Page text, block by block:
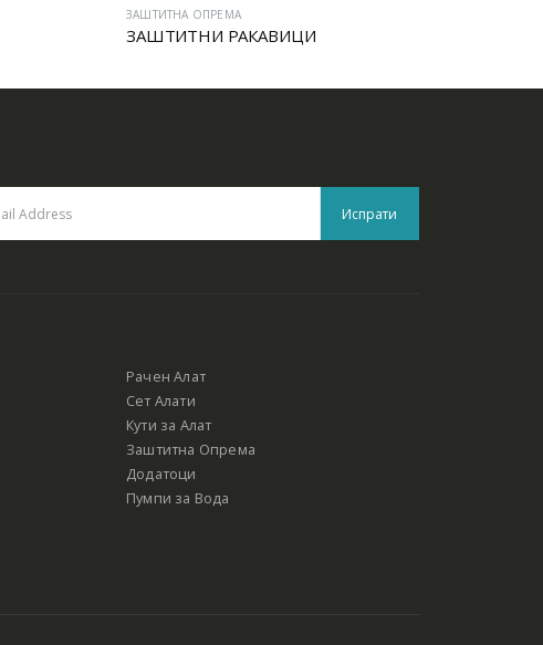
ЗАШТИТНА ОПРЕМА
ЗАШТИТНИ РАКАВИЦИ
Рачен Алат
Сет Алати
Кути за Алат
Заштитна Опрема
Додатоци
Пумпи за Вода